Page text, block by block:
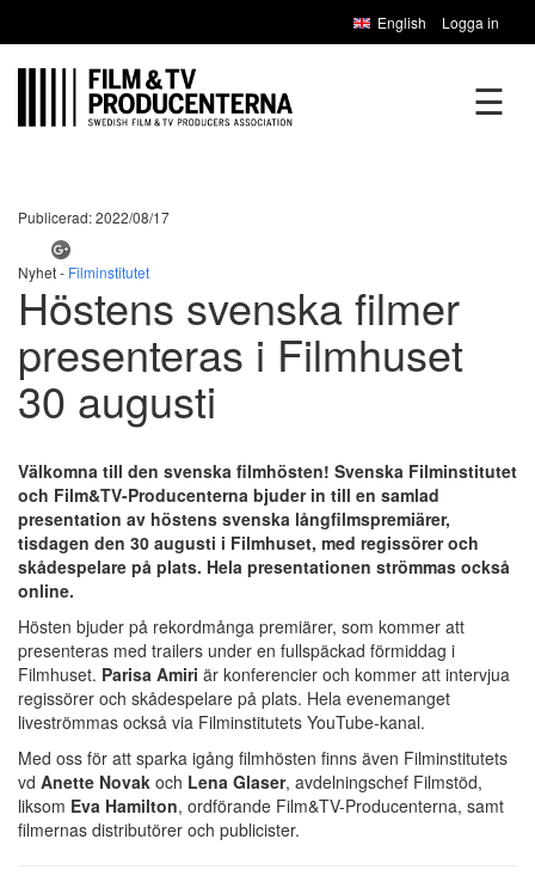
English Logga in
☰
Publicerad: 2022/08/17
Nyhet - Filminstitutet
Höstens svenska filmer
presenteras i Filmhuset
30 augusti
Välkomna till den svenska filmhösten! Svenska Filminstitutet
och Film&TV-Producenterna bjuder in till en samlad
presentation av höstens svenska långfilmspremiärer,
tisdagen den 30 augusti i Filmhuset, med regissörer och
skådespelare på plats. Hela presentationen strömmas också
online.
Hösten bjuder på rekordmånga premiärer, som kommer att
presenteras med trailers under en fullspäckad förmiddag i
Filmhuset. Parisa Amiri är konferencier och kommer att intervjua
regissörer och skådespelare på plats. Hela evenemanget
liveströmmas också via Filminstitutets YouTube-kanal.
Med oss för att sparka igång filmhösten finns även Filminstitutets
vd Anette Novak och Lena Glaser, avdelningschef Filmstöd,
liksom Eva Hamilton, ordförande Film&TV-Producenterna, samt
filmernas distributörer och publicister.